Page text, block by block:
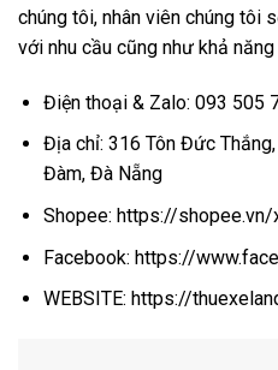
chúng tôi, nhân viên chúng tôi
với nhu cầu cũng như khả
Điện thoại & Zalo: 093 505
Địa chỉ: 316 Tôn Đức
Đàm, Đà Nẵng
Shopee: https://shopee.vn/
Facebook: https://
WEBSITE: https://